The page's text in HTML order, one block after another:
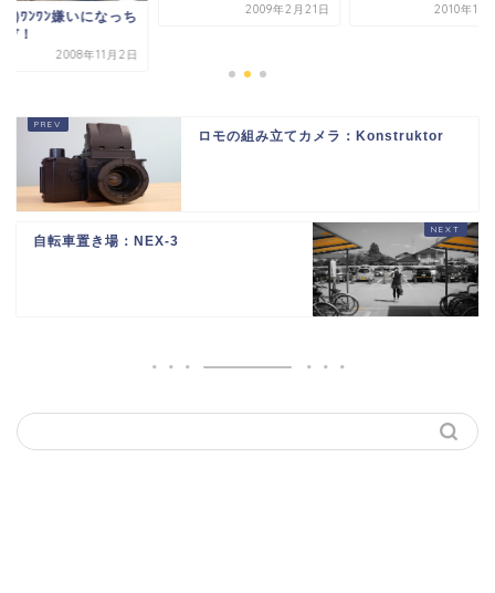
ﾜﾝﾜﾝ嫌いになっち
！
2008年11月2日
2009年2月21日 2010年11
ロモの組み立てカメラ：Konstruktor
自転車置き場：NEX-3